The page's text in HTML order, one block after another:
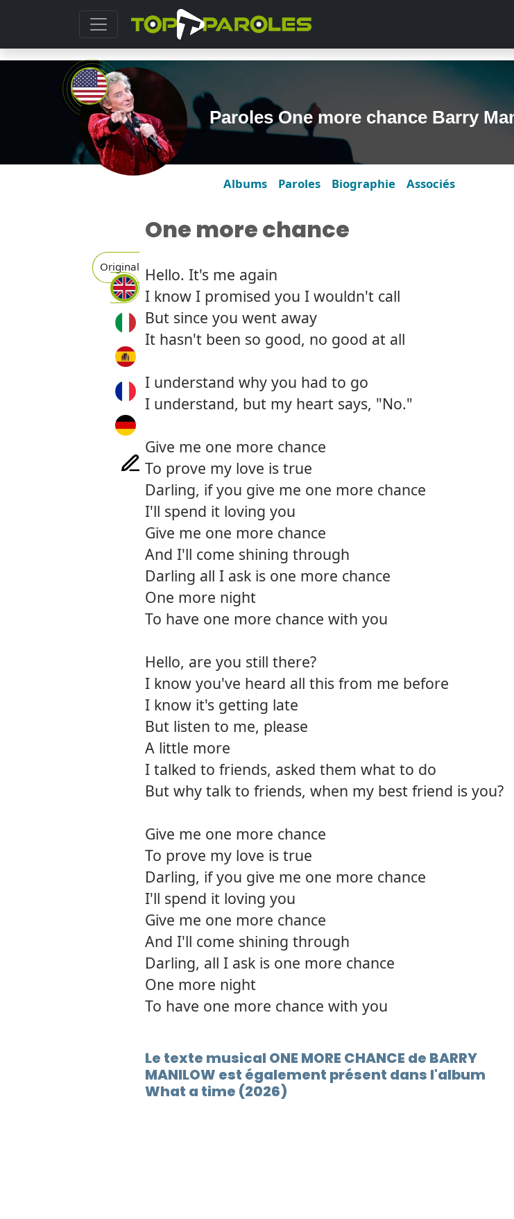
Paroles One more chance Barry
Albums Paroles Biographie Associés
Original
One more chance
Hello. It's me again
I know I promised you I wouldn't call
But since you went away
It hasn't been so good, no good at all
I understand why you had to go
I understand, but my heart says, "No."
Give me one more chance
To prove my love is true
Darling, if you give me one more chance
I'll spend it loving you
Give me one more chance
And I'll come shining through
Darling all I ask is one more chance
One more night
To have one more chance with you
Hello, are you still there?
I know you've heard all this from me before
I know it's getting late
But listen to me, please
A little more
I talked to friends, asked them what to do
But why talk to friends, when my best friend is you?
Give me one more chance
To prove my love is true
Darling, if you give me one more chance
I'll spend it loving you
Give me one more chance
And I'll come shining through
Darling, all I ask is one more chance
One more night
To have one more chance with you
Le texte musical ONE MORE CHANCE de BARRY
MANILOW est également présent dans l'album
What a time (2026)